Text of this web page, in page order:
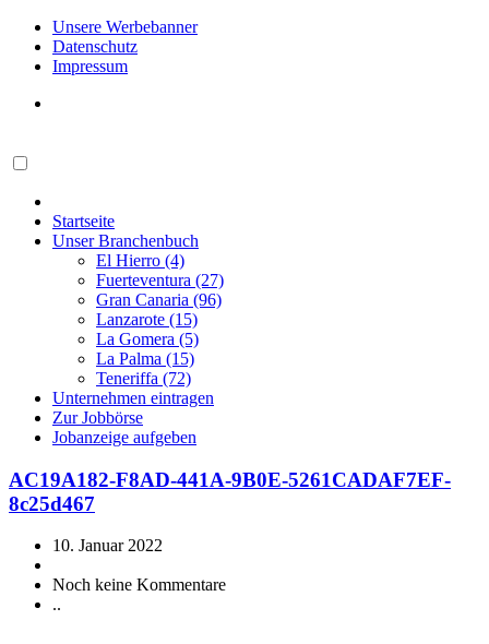
Unsere Werbebanner
Datenschutz
Impressum
Startseite
Unser Branchenbuch
El Hierro (4)
Fuerteventura (27)
Gran Canaria (96)
Lanzarote (15)
La Gomera (5)
La Palma (15)
Teneriffa (72)
Unternehmen eintragen
Zur Jobbörse
Jobanzeige aufgeben
AC19A182-F8AD-441A-9B0E-5261CADAF7EF-
8c25d467
10. Januar 2022
Noch keine Kommentare
..